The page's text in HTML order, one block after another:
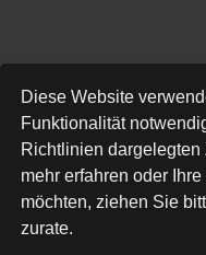
Diese Website
Funktionalität
Richtlinien
mehr erfahren oder
möchten, ziehen Sie
zurate.
SICHERE